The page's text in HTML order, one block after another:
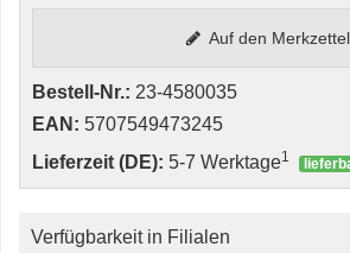
Auf den Merkzettel
Bestell-Nr.: 23-4580035
EAN: 5707549473245
Lieferzeit (DE): 5-7 Werktage1
Verfügbarkeit in Filialen